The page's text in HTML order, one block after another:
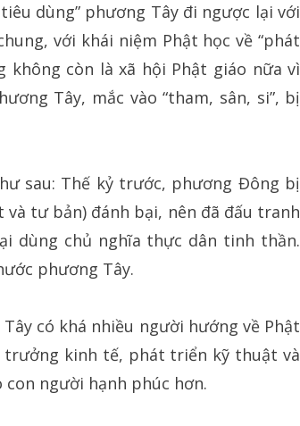
dùng” phương Tây đi ngược lại với
với khái niệm Phật học về “phát
không còn là xã hội Phật giáo nữa vì
Tây, mắc vào “tham, sân, si”, bị
sau: Thế kỷ trước, phương Đông bị
tư bản) đánh bại, nên đã đấu tranh
dùng chủ nghĩa thực dân tinh thần.
phương Tây.
có khá nhiều người hướng về Phật
trưởng kinh tế, phát triển kỹ thuật và
người hạnh phúc hơn.